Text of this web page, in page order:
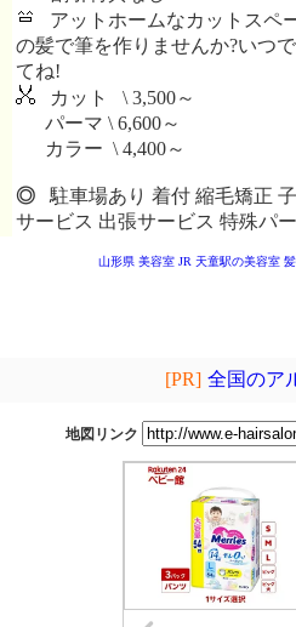
アットホームなカットスペ
の髪で筆を作りませんか?いつ
てね!
カット \ 3,500～
パーマ \ 6,600～
カラー \ 4,400～
◎ 駐車場あり 着付 縮毛矯正
サービス 出張サービス 特殊パ
山形県 美容室 JR 天童駅の美容室
[PR] 全国のア
地図リンク